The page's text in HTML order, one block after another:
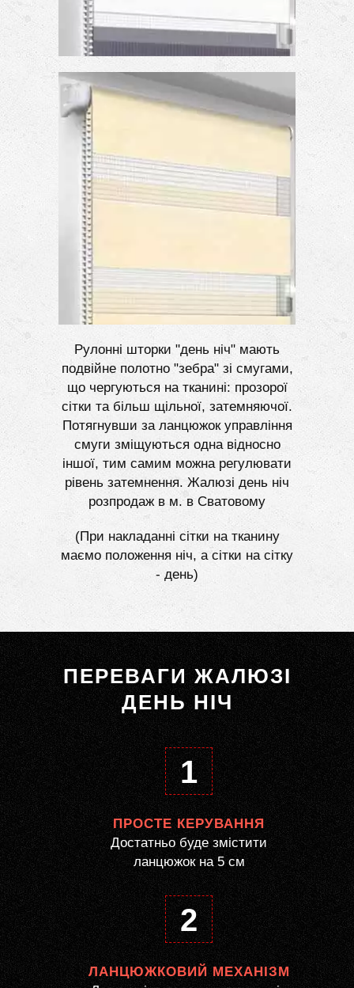
Рулонні шторки "день ніч" мають
подвійне полотно "зебра" зі смугами,
що чергуються на тканині: прозорої
сітки та більш щільної, затемняючої.
Потягнувши за ланцюжок управління
смуги зміщуються одна відносно
іншої, тим самим можна регулювати
рівень затемнення. Жалюзі день ніч
розпродаж в м. в Сватовому
(При накладанні сітки на тканину
маємо положення ніч, а сітки на сітку
- день)
ПЕРЕВАГИ ЖАЛЮЗІ
ДЕНЬ НІЧ
1
ПРОСТЕ КЕРУВАННЯ
Достатньо буде змістити
ланцюжок на 5 см
2
ЛАНЦЮЖКОВИЙ МЕХАНІЗМ